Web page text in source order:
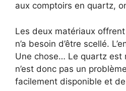
aux comptoirs en quartz,
Les deux matériaux
n’a besoin d’être scellé.
Une chose… Le quartz est
n’est donc pas un
facilement disponible et